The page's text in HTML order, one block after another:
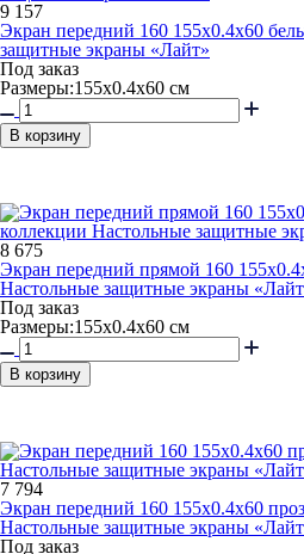
9 157
Экран передний 160 155x0.4x60
защитные экраны «Лайт»
Под заказ
Размеры:155х0.4х60 см
В корзину
8 675
Экран передний прямой 160
Настольные защитные экраны
Под заказ
Размеры:155х0.4х60 см
В корзину
7 794
Экран передний 160 155x0.4x60
Настольные защитные экраны
Под заказ